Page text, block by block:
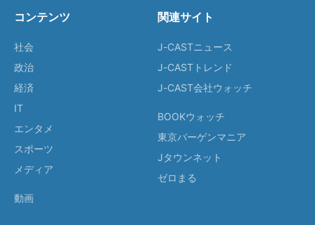
コンテンツ
社会
政治
経済
IT
エンタメ
スポーツ
メディア
動画
関連サイト
J-CASTニュース
J-CASTトレンド
J-CAST会社ウォッチ
BOOKウォッチ
東京バーゲンマニア
Jタウンネット
ゼロまる